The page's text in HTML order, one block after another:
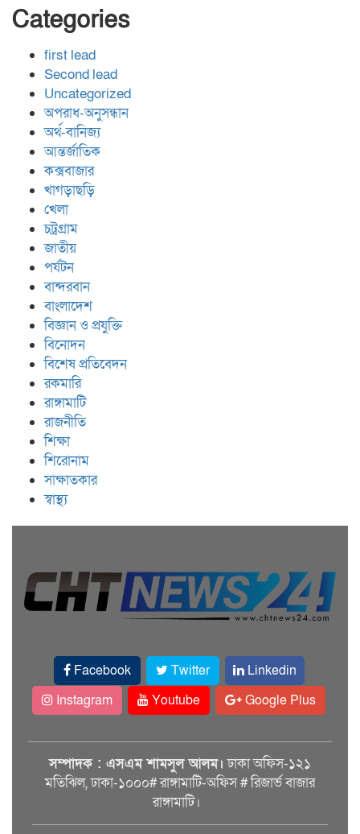
Categories
first lead
Second lead
Uncategorized
অপরাধ-অনুসন্ধান
অর্থ-বানিজ্য
আন্তর্জাতিক
কক্সবাজার
খাগড়াছড়ি
খেলা
চট্রগ্রাম
জাতীয়
পর্যটন
বান্দরবান
বাংলাদেশ
বিজ্ঞান ও প্রযুক্তি
বিনোদন
বিশেষ প্রতিবেদন
রকমারি
রাঙ্গামাটি
রাজনীতি
শিক্ষা
শিরোনাম
সাক্ষাতকার
স্বাস্থ্য
Facebook Twitter
Linkedin
Instagram
Youtube Google Plus
সম্পাদক : এসএম শামসুল আলম। ঢাকা অফিস-১২১
মতিঝিল, ঢাকা-১০০০# রাঙ্গামাটি-অফিস # রিজার্ভ বাজার
রাঙ্গামাটি।